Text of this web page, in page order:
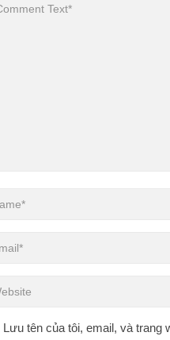
Lưu tên của tôi, email, và trang